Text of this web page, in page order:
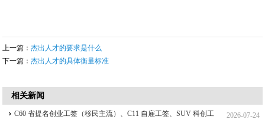
上一篇：杰出人才的要求是什么
下一篇：杰出人才的具体衡量标准
相关新闻
2026-07-24
C60 省提名创业工签（移民主流）、C11 自雇工签、SUV 科创工